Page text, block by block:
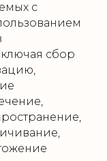
с
сбор